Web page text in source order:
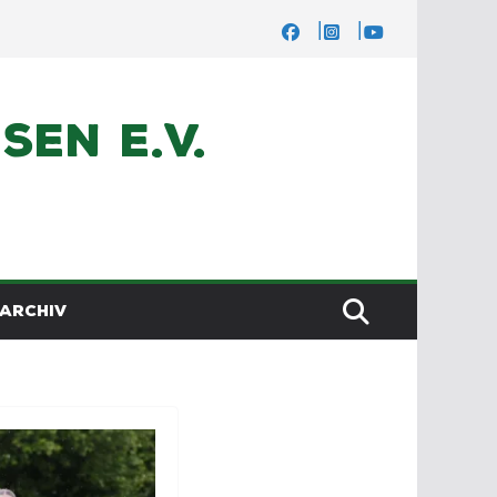
e.V.
ARCHIV